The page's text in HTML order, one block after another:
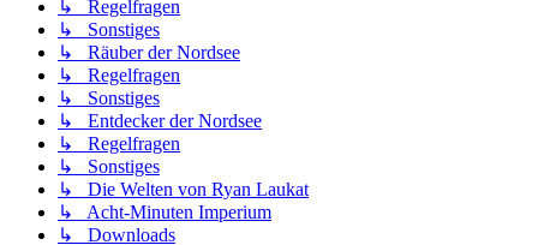
↳ Regelfragen
↳ Sonstiges
↳ Räuber der Nordsee
↳ Regelfragen
↳ Sonstiges
↳ Entdecker der Nordsee
↳ Regelfragen
↳ Sonstiges
↳ Die Welten von Ryan Laukat
↳ Acht-Minuten Imperium
↳ Downloads